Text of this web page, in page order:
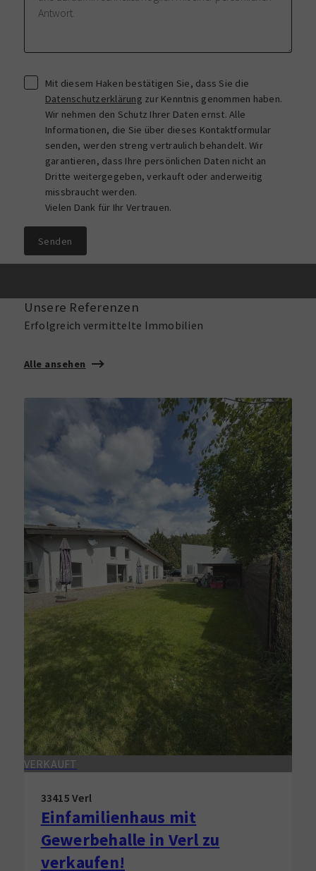
Mit diesem Haken bestätigen Sie, dass Sie die
Datenschutzerklärung zur Kenntnis genommen haben.
Wir nehmen den Schutz Ihrer Daten ernst. Alle
Informationen, die Sie über dieses Kontaktformular
senden, werden streng vertraulich behandelt. Wir
garantieren, dass Ihre persönlichen Daten nicht an
Dritte weitergegeben, verkauft oder anderweitig
missbraucht werden.
Vielen Dank für Ihr Vertrauen.
Senden
Unsere Referenzen
Erfolgreich vermittelte Immobilien
Alle ansehen
VERKAUFT
33415 Verl
Einfamilienhaus mit
Gewerbehalle in Verl zu
verkaufen!